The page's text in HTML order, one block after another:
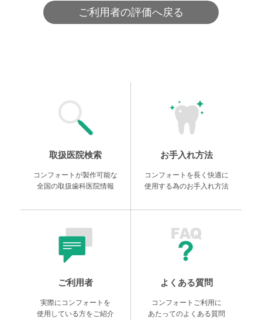
ご利用者の評価へ戻る
取扱医院検索
コンフォートが製作可能な
全国の取扱歯科医院情報
お手入れ方法
コンフォートを長く快適に
使用する為のお手入れ方法
ご利用者
実際にコンフォートを
使用している方をご紹介
よくある質問
コンフォートご利用に
あたってのよくある質問